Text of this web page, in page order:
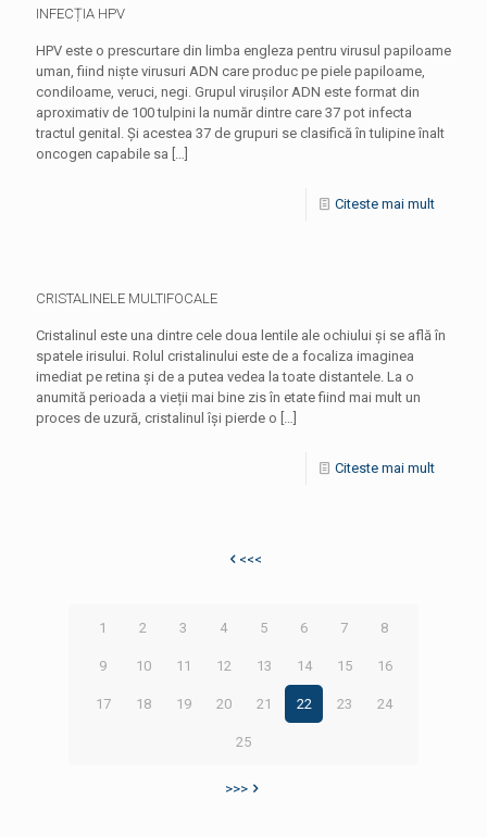
INFECȚIA HPV
HPV este o prescurtare din limba engleza pentru virusul papiloame
uman, fiind niște virusuri ADN care produc pe piele papiloame,
condiloame, veruci, negi. Grupul viruşilor ADN este format din
aproximativ de 100 tulpini la număr dintre care 37 pot infecta
tractul genital. Și acestea 37 de grupuri se clasifică în tulipine înalt
oncogen capabile sa […]
Citeste mai mult
CRISTALINELE MULTIFOCALE
Cristalinul este una dintre cele doua lentile ale ochiului și se află în
spatele irisului. Rolul cristalinului este de a focaliza imaginea
imediat pe retina și de a putea vedea la toate distantele. La o
anumită perioada a vieții mai bine zis în etate fiind mai mult un
proces de uzură, cristalinul își pierde o […]
Citeste mai mult
<<<
1 2 3 4 5 6 7 8
9 10 11 12 13 14 15 16
17 18 19 20 21 22 23 24
25
>>>